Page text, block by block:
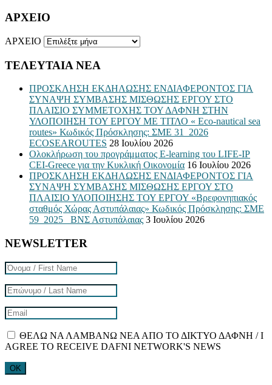
ΑΡΧΕΙΟ
ΑΡΧΕΙΟ
ΤΕΛΕΥΤΑΙΑ ΝΕΑ
ΠΡΟΣΚΛΗΣΗ ΕΚΔΗΛΩΣΗΣ ΕΝΔΙΑΦΕΡΟΝΤΟΣ ΓΙΑ
ΣΥΝΑΨΗ ΣΥΜΒΑΣΗΣ ΜΙΣΘΩΣΗΣ ΕΡΓΟΥ ΣΤΟ
ΠΛΑΙΣΙΟ ΣΥΜΜΕΤΟΧΗΣ ΤΟΥ ΔΑΦΝΗ ΣΤΗΝ
ΥΛΟΠΟΙΗΣΗ ΤΟΥ ΕΡΓΟΥ ΜΕ ΤΙΤΛΟ « Eco-nautical sea
routes» Κωδικός Πρόσκλησης: ΣΜΕ 31_2026
ECOSEAROUTES 28 Ιουλίου 2026
Ολοκλήρωση του προγράμματος E-learning του LIFE-IP
CEI-Greece για την Κυκλική Οικονομία 16 Ιουλίου 2026
ΠΡΟΣΚΛΗΣΗ ΕΚΔΗΛΩΣΗΣ ΕΝΔΙΑΦΕΡΟΝΤΟΣ ΓΙΑ
ΣΥΝΑΨΗ ΣΥΜΒΑΣΗΣ ΜΙΣΘΩΣΗΣ ΕΡΓΟΥ ΣΤΟ
ΠΛΑΙΣΙΟ ΥΛΟΠΟΙΗΣΗΣ ΤΟΥ ΕΡΓΟΥ «Βρεφονηπιακός
σταθμός Χώρας Αστυπάλαιας» Κωδικός Πρόσκλησης: ΣΜΕ
59_2025_ ΒΝΣ Αστυπάλαιας 3 Ιουλίου 2026
NEWSLETTER
ΘΕΛΩ ΝΑ ΛΑΜΒΑΝΩ ΝΕΑ ΑΠΟ ΤΟ ΔΙΚΤΥΟ ΔΑΦΝΗ / I
AGREE TO RECEIVE DAFNI NETWORK'S NEWS